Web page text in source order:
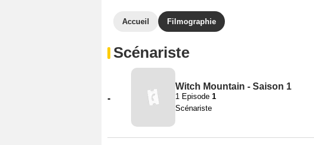
Accueil Filmographie
Scénariste
-
Witch Mountain - Saison 1
1 Episode 1
Scénariste